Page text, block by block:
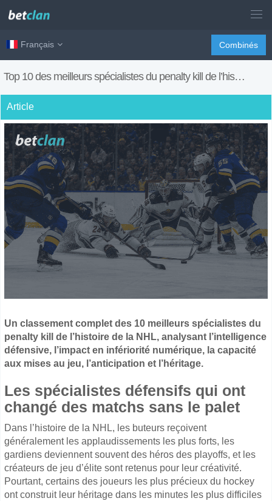
Français Combinés
Top 10 des meilleurs spécialistes du penalty kill de l’histoire de la NHL
Article
Un classement complet des 10 meilleurs spécialistes du
penalty kill de l’histoire de la NHL, analysant l’intelligence
défensive, l’impact en infériorité numérique, la capacité
aux mises au jeu, l’anticipation et l’héritage.
Les spécialistes défensifs qui ont
changé des matchs sans le palet
Dans l’histoire de la NHL, les buteurs reçoivent
généralement les applaudissements les plus forts, les
gardiens deviennent souvent des héros des playoffs, et les
créateurs de jeu d’élite sont retenus pour leur créativité.
Pourtant, certains des joueurs les plus précieux du hockey
ont construit leur héritage dans les minutes les plus difficiles